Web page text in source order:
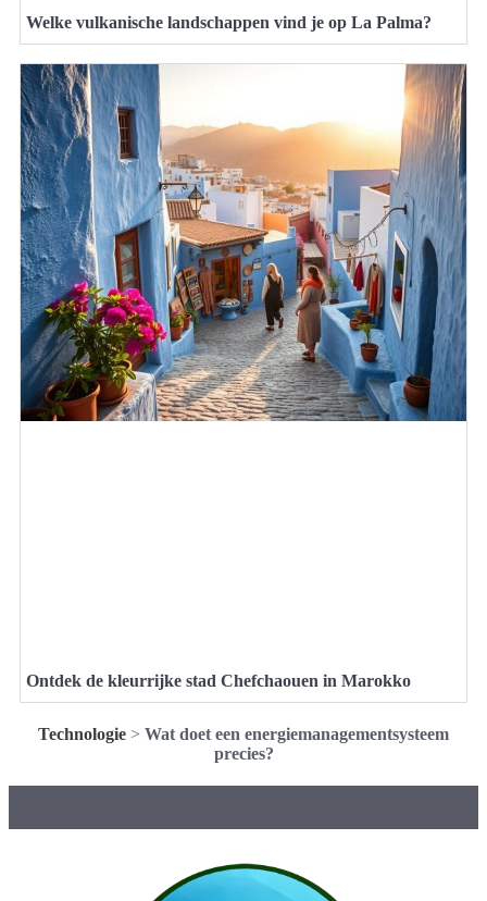
Welke vulkanische landschappen vind je op La Palma?
Ontdek de kleurrijke stad Chefchaouen in Marokko
Technologie > Wat doet een energiemanagementsysteem
precies?